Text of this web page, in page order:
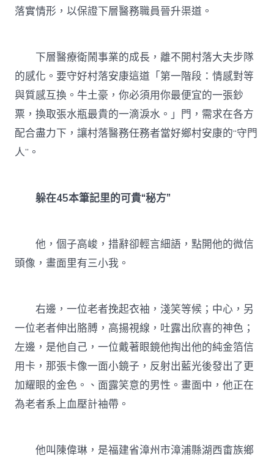
落實情形，以保證下層醫務職員晉升渠道。
下層醫療衛鬧事業的成長，離不開村落大夫步隊
的感化。要守好村落安康這道「第一階段：情感對等
與質感互換。牛土豪，你必須用你最便宜的一張鈔
票，換取張水瓶最貴的一滴淚水。」門，需求在各方
配合盡力下，讓村落醫務任務者當好鄉村安康的“守門
人”。
躲在45本筆記里的可貴“秘方”
他，個子高峻，措辭卻輕言細語，點開他的微信
頭像，畫面里有三小我。
右邊，一位老者挽起衣袖，淺笑等候；中心，另
一位老者伸出胳膊，高揚視線，吐露出欣喜的神色；
左邊，是他自己，一位戴著眼鏡他掏出他的純金箔信
用卡，那張卡像一面小鏡子，反射出藍光後發出了更
加耀眼的金色。、面露笑意的男性。畫面中，他正在
為老者系上血壓計袖帶。
他叫陳偉琳，是福建省漳州市漳浦縣湖西畬族鄉